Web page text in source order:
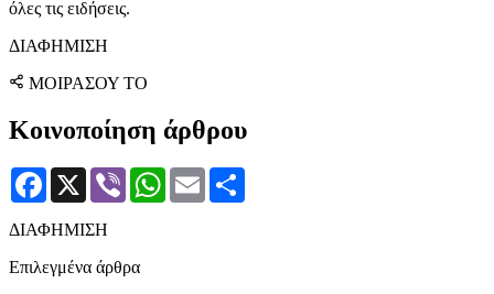
όλες τις ειδήσεις.
ΔΙΑΦΗΜΙΣΗ
ΜΟΙΡΑΣΟΥ ΤΟ
Κοινοποίηση άρθρου
Facebook
X Viber WhatsApp
Email
ΔΙΑΦΗΜΙΣΗ
Επιλεγμένα άρθρα